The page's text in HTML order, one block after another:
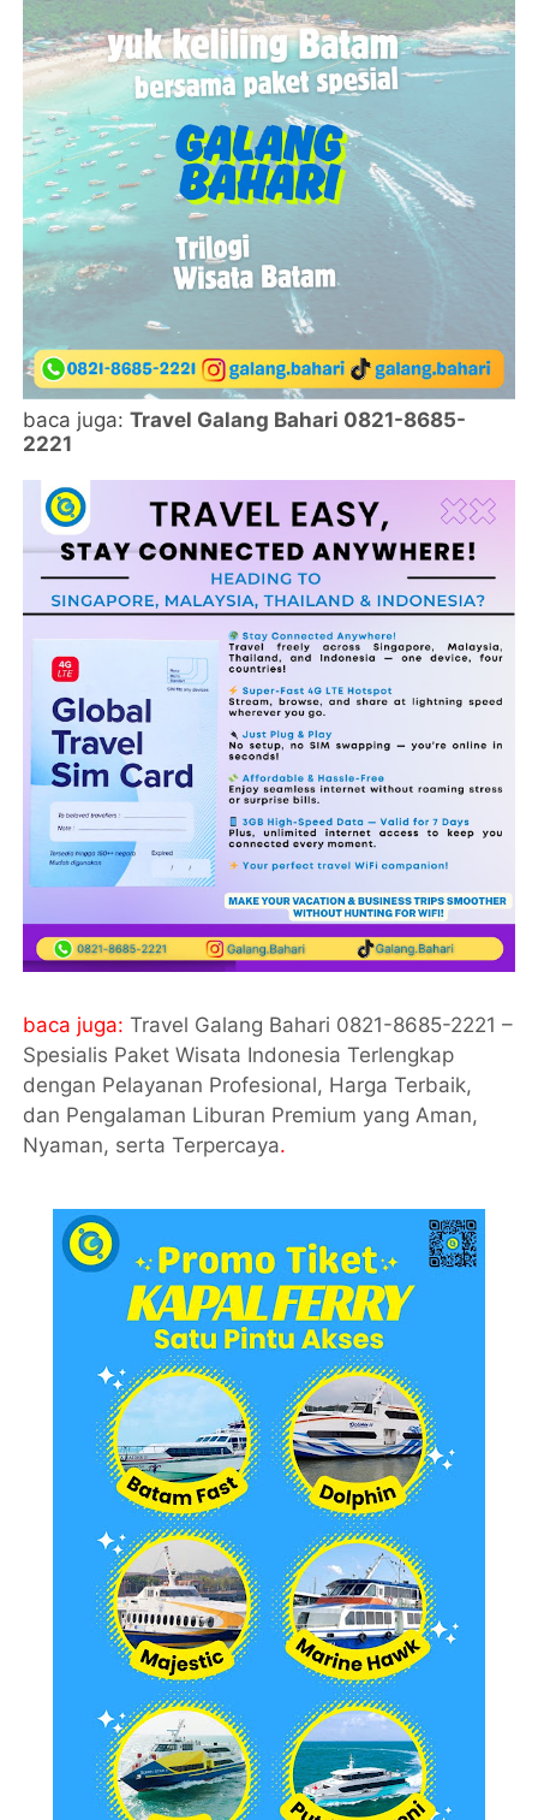
baca juga:Travel Galang Bahari 0821-8685-
2221
baca juga:Travel Galang Bahari 0821-8685-2221 –
Spesialis Paket Wisata Indonesia Terlengkap
dengan Pelayanan Profesional, Harga Terbaik,
dan Pengalaman Liburan Premium yang Aman,
Nyaman, serta Terpercaya.